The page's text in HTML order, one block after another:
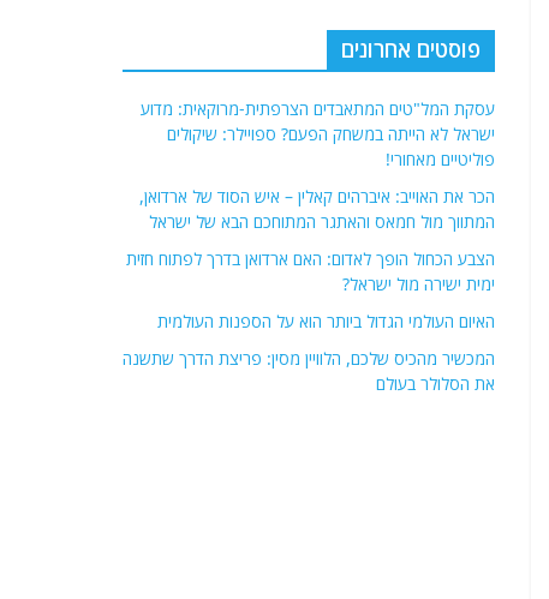
פוסטים אחרונים
עסקת המל"טים המתאבדים הצרפתית-מרוקאית: מדוע
ישראל לא הייתה במשחק הפעם? ספויילר: שיקולים
פוליטיים מאחורי!
הכר את האוייב: איברהים קאלין – איש הסוד של ארדואן,
המתווך מול חמאס והאתגר המתוחכם הבא של ישראל
הצבע הכחול הופך לאדום: האם ארדואן בדרך לפתוח חזית
ימית ישירה מול ישראל?
האיום העולמי הגדול ביותר הוא על הספנות העולמית
המכשיר מהכיס שלכם, הלוויין מסין: פריצת הדרך שתשנה
את הסלולר בעולם